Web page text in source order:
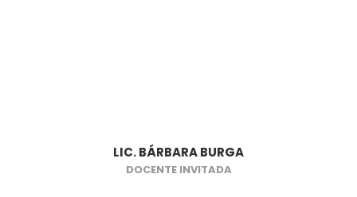
LIC. BÁRBARA BURGA
DOCENTE INVITADA